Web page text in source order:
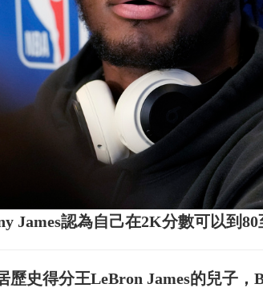
James認為自己在2K分數可以到
歷史得分王LeBron James的兒子，